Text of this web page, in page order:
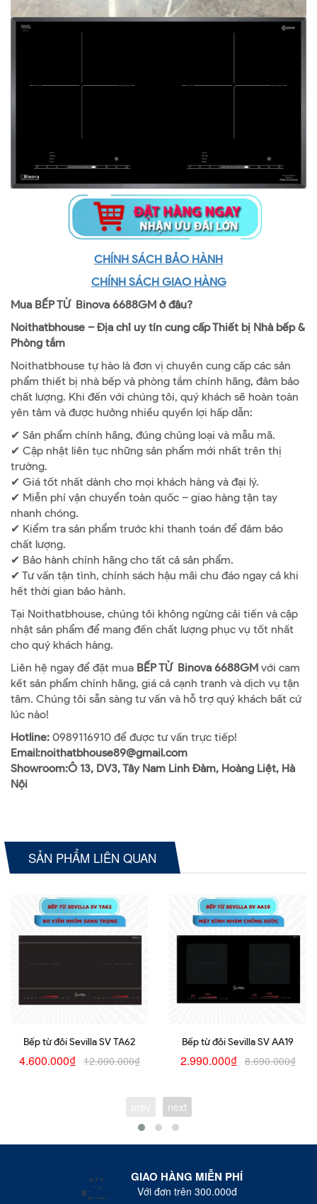
CHÍNH SÁCH BẢO HÀNH
CHÍNH SÁCH GIAO HÀNG
Mua BẾP TỪ Binova 6688GM ở đâu?
Noithatbhouse – Địa chỉ uy tín cung cấp Thiết bị Nhà bếp &
Phòng tắm
Noithatbhouse tự hào là đơn vị chuyên cung cấp các sản
phẩm thiết bị nhà bếp và phòng tắm chính hãng, đảm bảo
chất lượng. Khi đến với chúng tôi, quý khách sẽ hoàn toàn
yên tâm và được hưởng nhiều quyền lợi hấp dẫn:
✔ Sản phẩm chính hãng, đúng chủng loại và mẫu mã.
✔ Cập nhật liên tục những sản phẩm mới nhất trên thị
trường.
✔ Giá tốt nhất dành cho mọi khách hàng và đại lý.
✔ Miễn phí vận chuyển toàn quốc – giao hàng tận tay
nhanh chóng.
✔ Kiểm tra sản phẩm trước khi thanh toán để đảm bảo
chất lượng.
✔ Bảo hành chính hãng cho tất cả sản phẩm.
✔ Tư vấn tận tình, chính sách hậu mãi chu đáo ngay cả khi
hết thời gian bảo hành.
Tại Noithatbhouse, chúng tôi không ngừng cải tiến và cập
nhật sản phẩm để mang đến chất lượng phục vụ tốt nhất
cho quý khách hàng.
Liên hệ ngay để đặt mua BẾP TỪ Binova 6688GM với cam
kết sản phẩm chính hãng, giá cả cạnh tranh và dịch vụ tận
tâm. Chúng tôi sẵn sàng tư vấn và hỗ trợ quý khách bất cứ
lúc nào!
Hotline: 0989116910 để được tư vấn trực tiếp!
Email:noithatbhouse89@gmail.com
Showroom:Ô 13, DV3, Tây Nam Linh Đàm, Hoàng Liệt, Hà
Nội
SẢN PHẨM LIÊN QUAN
Bếp từ đôi Sevilla SV TA62
4.600.000₫ 12.090.000₫
Bếp từ đôi Sevilla SV AA19
2.990.000₫ 8.690.000₫
next
GIAO HÀNG MIỄN PHÍ
Với đơn trên 300.000đ